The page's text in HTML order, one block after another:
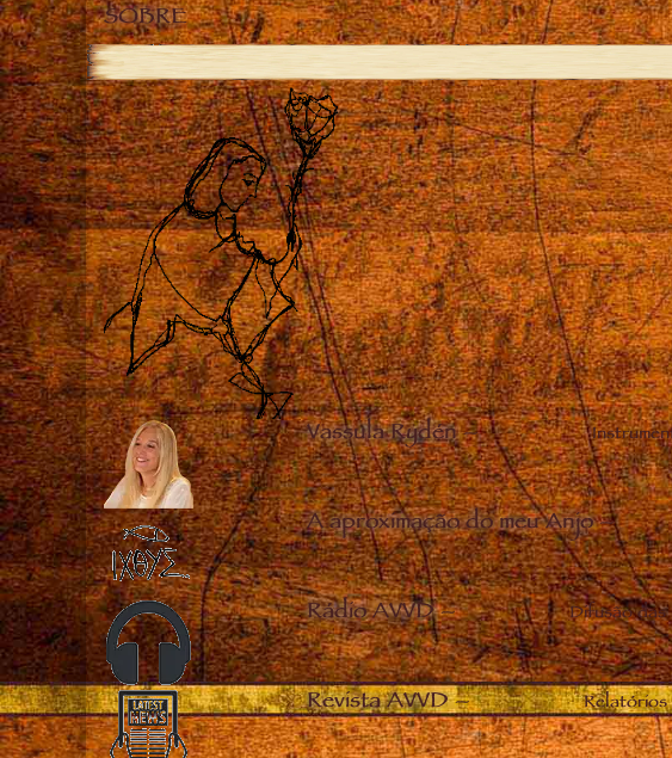
SOBRE
Vassula Rydén–
A aproximação do meu Anjo–
Rádio AVVD– Difusão das
Revista AVVD– Relatórios